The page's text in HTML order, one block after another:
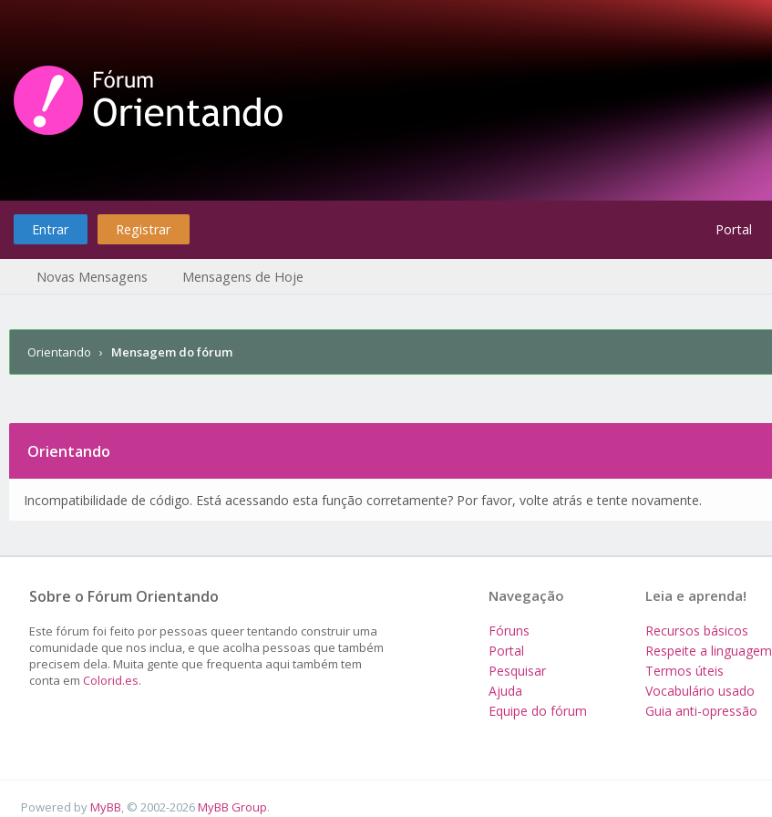
Entrar Registrar Portal
Novas Mensagens Mensagens de Hoje
Orientando › Mensagem do fórum
Orientando
Incompatibilidade de código. Está acessando esta função corretamente? Por favor, volte atrás e tente novamente.
Sobre o Fórum Orientando
Este fórum foi feito por pessoas queer tentando construir uma
comunidade que nos inclua, e que acolha pessoas que também
precisem dela. Muita gente que frequenta aqui também tem
conta em Colorid.es.
Leia e aprenda!
Recursos básicos
Respeite a linguagem
Termos úteis
Vocabulário usado
Guia anti-opressão
Navegação
Fóruns
Portal
Pesquisar
Ajuda
Equipe do fórum
Powered byMyBB , © 2002-2026MyBB Group.